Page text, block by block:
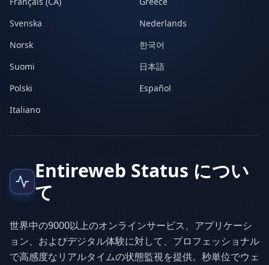
Svenska
Nederlands
Norsk
한국어
Suomi
日本語
Polski
Español
Italiano
Entireweb Status につい
て
世界中の9000以上のオンラインサービス、アプリケーシ
ョン、およびデジタル体験に対して、プロフェッショナル
で高感度なリアルタイムの状態監視を提供。秒単位でウェ